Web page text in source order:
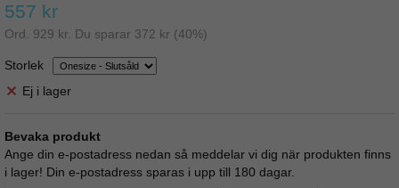
557 kr
Ord. 929 kr . Du sparar 372 kr (40%)
Storlek
Ej i lager
Bevaka produkt
Ange din e-postadress nedan så meddelar vi dig när produkten finns
i lager! Din e-postadress sparas i upp till 180 dagar.